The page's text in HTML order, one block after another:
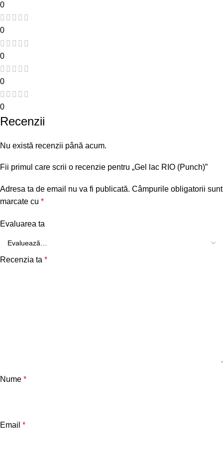
0
0
0
0
0
Recenzii
Nu există recenzii până acum.
Fii primul care scrii o recenzie pentru „Gel lac RIO (Punch)”
Adresa ta de email nu va fi publicată. Câmpurile obligatorii sunt
marcate cu *
Evaluarea ta
Recenzia ta *
Nume *
Email *